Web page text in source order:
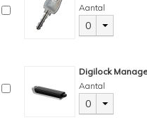
Aantal
0
Digilock
Aantal
0